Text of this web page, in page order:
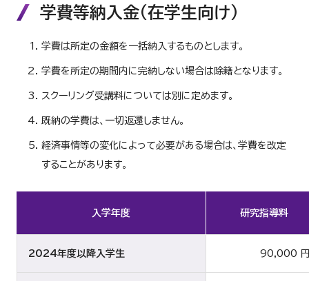
学費等納入金（在学生向け）
学費は所定の金額を一括納入するものとします。
学費を所定の期間内に完納しない場合は除籍となります。
スクーリング受講料については別に定めます。
既納の学費は、一切返還しません。
経済事情等の変化によって必要がある場合は、学費を改定
することがあります。
入学年度 研究指導料
2024年度以降入学生 90,000